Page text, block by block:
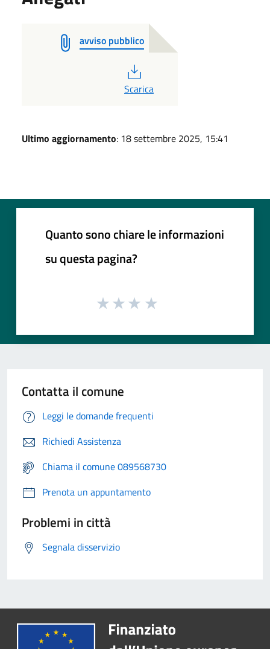
avviso pubblico
PDF
Scarica
Ultimo aggiornamento: 18 settembre 2025, 15:41
Quanto sono chiare le informazioni
su questa pagina?
Contatta il comune
Leggi le domande frequenti
Richiedi Assistenza
Chiama il comune 089568730
Prenota un appuntamento
Problemi in città
Segnala disservizio